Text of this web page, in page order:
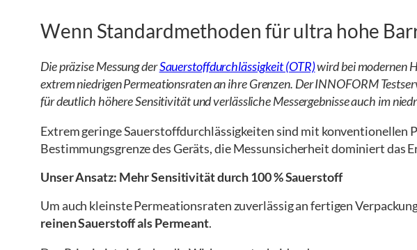
Wenn Standardmethoden für ultra hohe
Die präzise Messung derSauerstoffdurchlässigkeit (OTR)wird bei modernen
extrem niedrigen Permeationsraten an ihre Grenzen. Der INNOFORM
für deutlich höhere Sensitivität und verlässliche Messergebnisse auch im
Extrem geringe Sauerstoffdurchlässigkeiten sind mit konventionellen
Bestimmungsgrenze des Geräts, die Messunsicherheit dominiert das
Unser Ansatz: Mehr Sensitivität durch 100 % Sauerstoff
Um auch kleinste Permeationsraten zuverlässig an fertigen
reinen Sauerstoff als Permeant.